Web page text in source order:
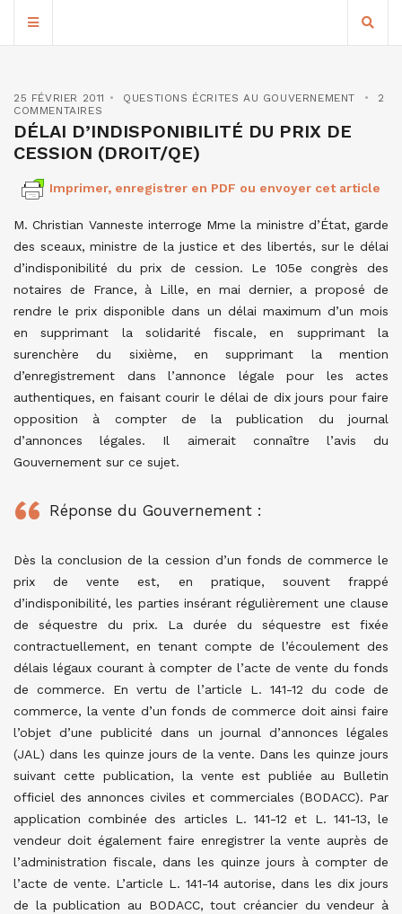
25 FÉVRIER 2011 QUESTIONS ÉCRITES AU GOUVERNEMENT
2
COMMENTAIRES
DÉLAI D’INDISPONIBILITÉ DU PRIX DE
CESSION (DROIT/QE)
Imprimer, enregistrer en PDF ou envoyer cet article
M. Christian Vanneste interroge Mme la ministre d’État, garde
des sceaux, ministre de la justice et des libertés, sur le délai
d’indisponibilité du prix de cession. Le 105e congrès des
notaires de France, à Lille, en mai dernier, a proposé de
rendre le prix disponible dans un délai maximum d’un mois
en supprimant la solidarité fiscale, en supprimant la
surenchère du sixième, en supprimant la mention
d’enregistrement dans l’annonce légale pour les actes
authentiques, en faisant courir le délai de dix jours pour faire
opposition à compter de la publication du journal
d’annonces légales. Il aimerait connaître l’avis du
Gouvernement sur ce sujet.
Réponse du Gouvernement :
Dès la conclusion de la cession d’un fonds de commerce le
prix de vente est, en pratique, souvent frappé
d’indisponibilité, les parties insérant régulièrement une clause
de séquestre du prix. La durée du séquestre est fixée
contractuellement, en tenant compte de l’écoulement des
délais légaux courant à compter de l’acte de vente du fonds
de commerce. En vertu de l’article L. 141-12 du code de
commerce, la vente d’un fonds de commerce doit ainsi faire
l’objet d’une publicité dans un journal d’annonces légales
(JAL) dans les quinze jours de la vente. Dans les quinze jours
suivant cette publication, la vente est publiée au Bulletin
officiel des annonces civiles et commerciales (BODACC). Par
application combinée des articles L. 141-12 et L. 141-13, le
vendeur doit également faire enregistrer la vente auprès de
l’administration fiscale, dans les quinze jours à compter de
l’acte de vente. L’article L. 141-14 autorise, dans les dix jours
de la publication au BODACC, tout créancier du vendeur à